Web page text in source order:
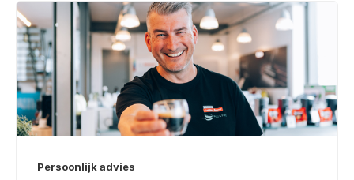
Persoonlijk advies